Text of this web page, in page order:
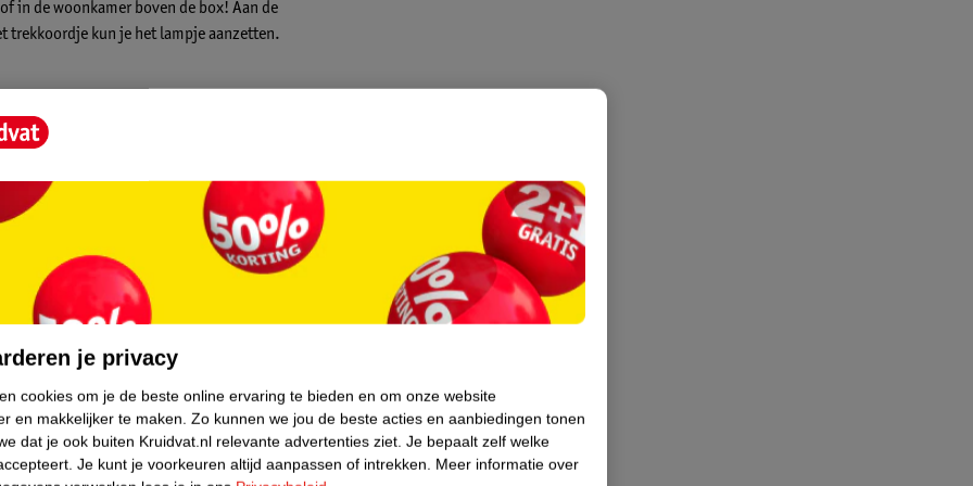
in de woonkamer boven de box! Aan de
trekkoordje kun je het lampje aanzetten.
ruimte
je privacy
cookies om je de beste online ervaring te bieden en om onze website
en makkelijker te maken. Zo kunnen we jou de beste acties en aanbiedingen tonen
dat je ook buiten Kruidvat.nl relevante advertenties ziet. Je bepaalt zelf welke
Je kunt je voorkeuren altijd aanpassen of intrekken. Meer informatie over